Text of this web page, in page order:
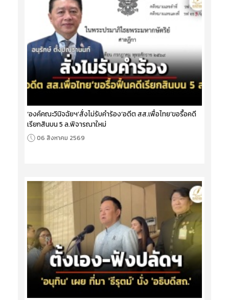
‘องค์คณะวินิจฉัยฯ’สั่งไม่รับคำร้อง‘อดีต สส.เพื่อไทย’ขอรื้อคดี
เรียกสินบน 5 ล.พิจารณาใหม่
06 สิงหาคม 2569